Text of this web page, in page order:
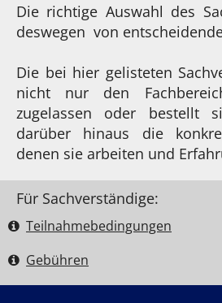
Die richtige Auswahl des
deswegen von
Die bei hier gelisteten
nicht nur den
zugelassen oder bestellt
darüber hinaus die
denen sie arbeiten und
Für Sachverständige:
Teilnahme­bedingungen
Gebühren